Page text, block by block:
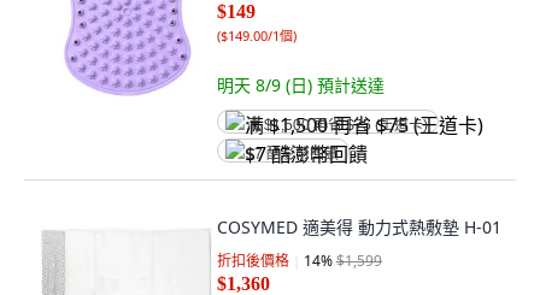
$149
($149.00/1個)
明天 8/9 (日) 預計送達
满 $1,500 再省 $75 (王道卡)
$7 酷澎幣回饋
COSYMED 適美得 動力式熱敷墊 H-01
折扣後價格 14%$1,599
$1,360